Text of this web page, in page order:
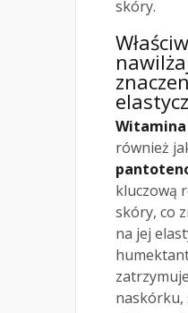
skóry.
Witamina
również
kluczową
skóry, co
na jej
naskórku,